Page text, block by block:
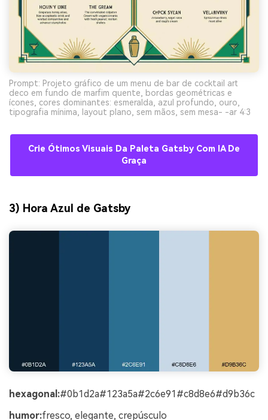
Prompt: Projeto gráfico de um menu de bar de cocktail art
deco em fundo de marfim quente, bordas geométricas e
ícones, cores dominantes: esmeralda, azul profundo, ouro,
tipografia mínima, layout plano, sem mãos, sem mesa- -ar 4:3
Crie Ótimos Visuais Da Paleta Gatsby Com IA De
Graça
3) Hora Azul de Gatsby
hexagonal:#0b1d2a#123a5a#2c6e91#c8d8e6#d9b36c
humor:fresco, elegante, crepúsculo